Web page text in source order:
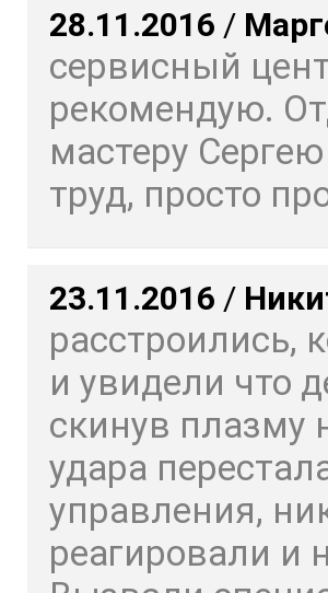
28.11.2016 /
сервисный
рекомендую.
мастеру
труд, просто
23.11.2016 /
расстроились,
и увидели что
скинув плазму
удара
управления,
реагировали и